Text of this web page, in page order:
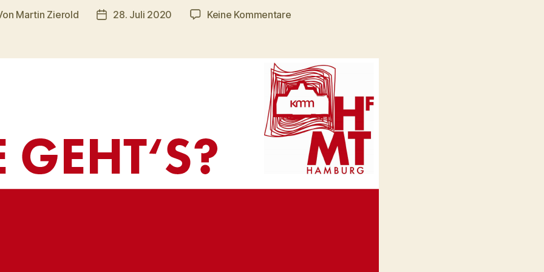
Martin Zierold Veröffentlichungsdatum
28. Juli 2020 Keine Kommentarezu
–
Photographer,
Oxford
(UK)